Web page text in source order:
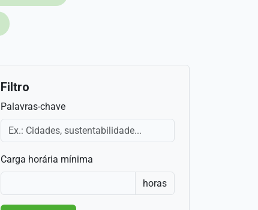
Filtro
Palavras-chave
Carga horária mínima
horas